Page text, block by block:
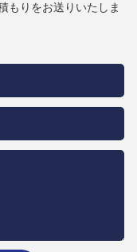
もりをお送りいたしま